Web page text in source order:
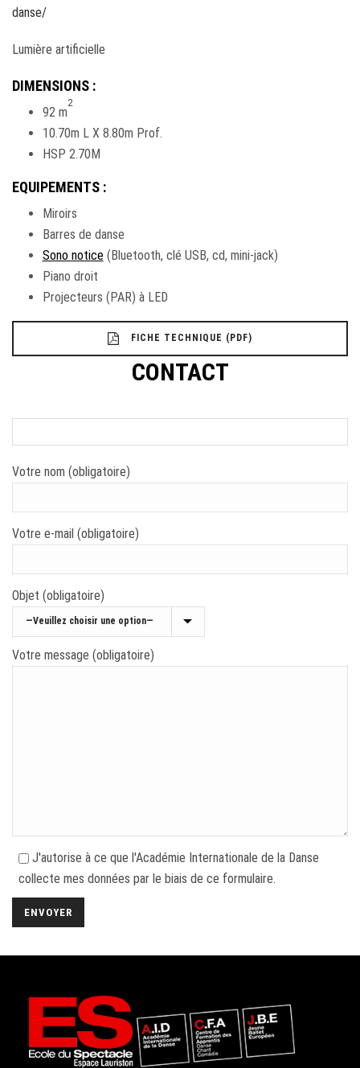
danse/
Lumière artificielle
DIMENSIONS :
92 m
2
10.70m L X 8.80m Prof.
HSP 2.70M
EQUIPEMENTS :
Miroirs
Barres de danse
Sono notice(Bluetooth, clé USB, cd, mini-jack)
Piano droit
Projecteurs (PAR) à LED
FICHE TECHNIQUE (PDF)
CONTACT
Votre nom (obligatoire)
Votre e-mail (obligatoire)
Objet (obligatoire)
Votre message (obligatoire)
J'autorise à ce que l'Académie Internationale de la Danse
collecte mes données par le biais de ce formulaire.